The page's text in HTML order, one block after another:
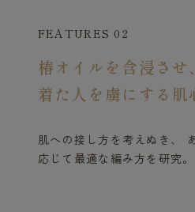
FEATURES 02
椿オイルを含浸させ、
着た人を虜にする肌
肌への接し方を考えぬき、
応じて最適な編み方を研究。